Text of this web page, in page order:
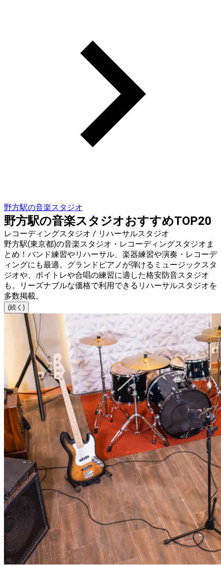
野方駅の音楽スタジオ
野方駅の音楽スタジオおすすめTOP20
レコーディングスタジオ / リハーサルスタジオ
野方駅(東京都)の音楽スタジオ・レコーディングスタジオま
とめ！バンド練習やリハーサル、楽器練習や演奏・レコーデ
ィングにも最適。グランドピアノが弾けるミュージックスタ
ジオや、ボイトレや合唱の練習に適した格安防音スタジオ
も。リーズナブルな価格で利用できるリハーサルスタジオを
多数掲載。
(続く)